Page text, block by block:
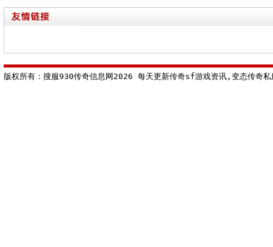
sf_如何打造一个玩家梦寐以求的家园)
版权所有：搜服930传奇信息网2026 每天更新传奇sf游戏资讯,变态传奇